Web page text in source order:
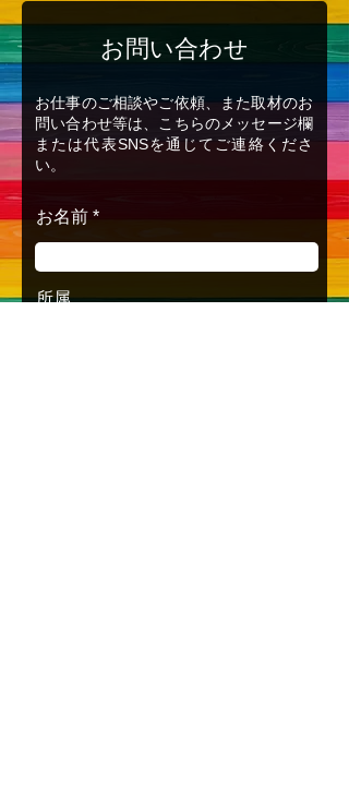
お問い合わせ
お仕事のご相談やご依頼、また取材のお
問い合わせ等は、こちらのメッセージ欄
または代表SNSを通じてご連絡くださ
い。
お名前
所属